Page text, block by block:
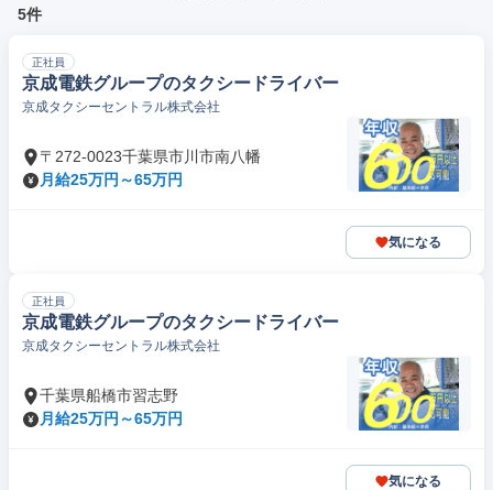
5件
正社員
京成電鉄グループのタクシードライバー
京成タクシーセントラル株式会社
〒272-0023千葉県市川市南八幡
月給25万円～65万円
気になる
正社員
京成電鉄グループのタクシードライバー
京成タクシーセントラル株式会社
千葉県船橋市習志野
月給25万円～65万円
気になる